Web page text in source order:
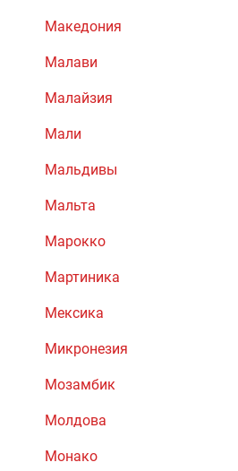
Македония
Малави
Малайзия
Мали
Мальдивы
Мальта
Марокко
Мартиника
Мексика
Микронезия
Мозамбик
Молдова
Монако